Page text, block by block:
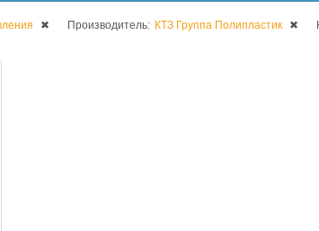
✖ Производитель: КТЗ Группа Полипластик ✖